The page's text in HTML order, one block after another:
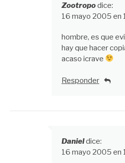
Zootropodice:
16 mayo 2005 en
hombre, es que
hay que hacer
acaso icrave
Responder
Danieldice:
16 mayo 2005 en